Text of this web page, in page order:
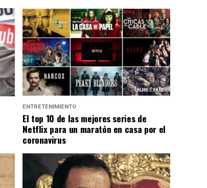
ENTRETENIMIENTO
El top 10 de las mejores series de
Netflix para un maratón en casa por el
coronavirus